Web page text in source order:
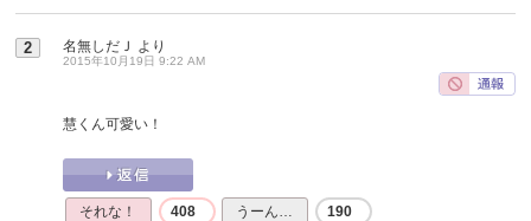
2 名無しだＪ より
2015年10月19日 9:22 AM
慧くん可愛い！
それな！ 408 うーん… 190